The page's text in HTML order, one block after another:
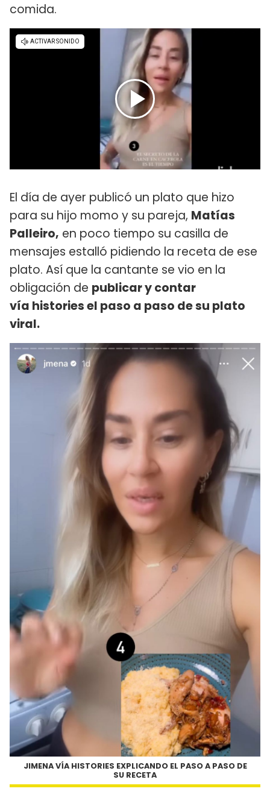
comida.
El día de ayer publicó un plato que hizo
para su hijo momo y su pareja, Matías
Palleiro, en poco tiempo su casilla de
mensajes estalló pidiendo la receta de ese
plato. Así que la cantante se vio en la
obligación de publicar y contar
vía histories el paso a paso de su plato
viral.
JIMENA VÍA HISTORIES EXPLICANDO EL PASO A PASO DE
SU RECETA